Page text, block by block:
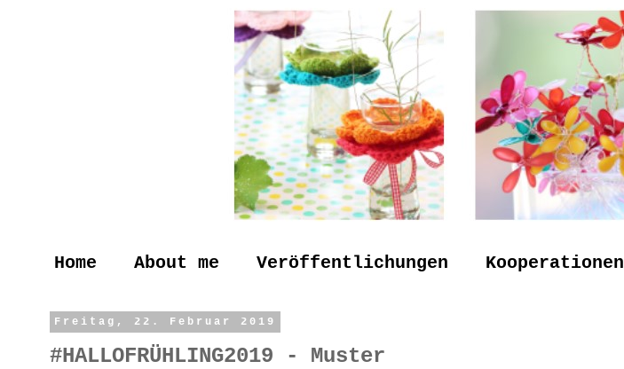
Home About me Veröffentlichungen Kooperationen
Freitag, 22. Februar 2019
#HALLOFRÜHLING2019 - Muster